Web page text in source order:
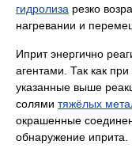
гидролиза резко
нагревании и
Иприт энергично
агентами. Так как
указанные выше
солями тяжёлых
окрашенные
обнаружение иприта.